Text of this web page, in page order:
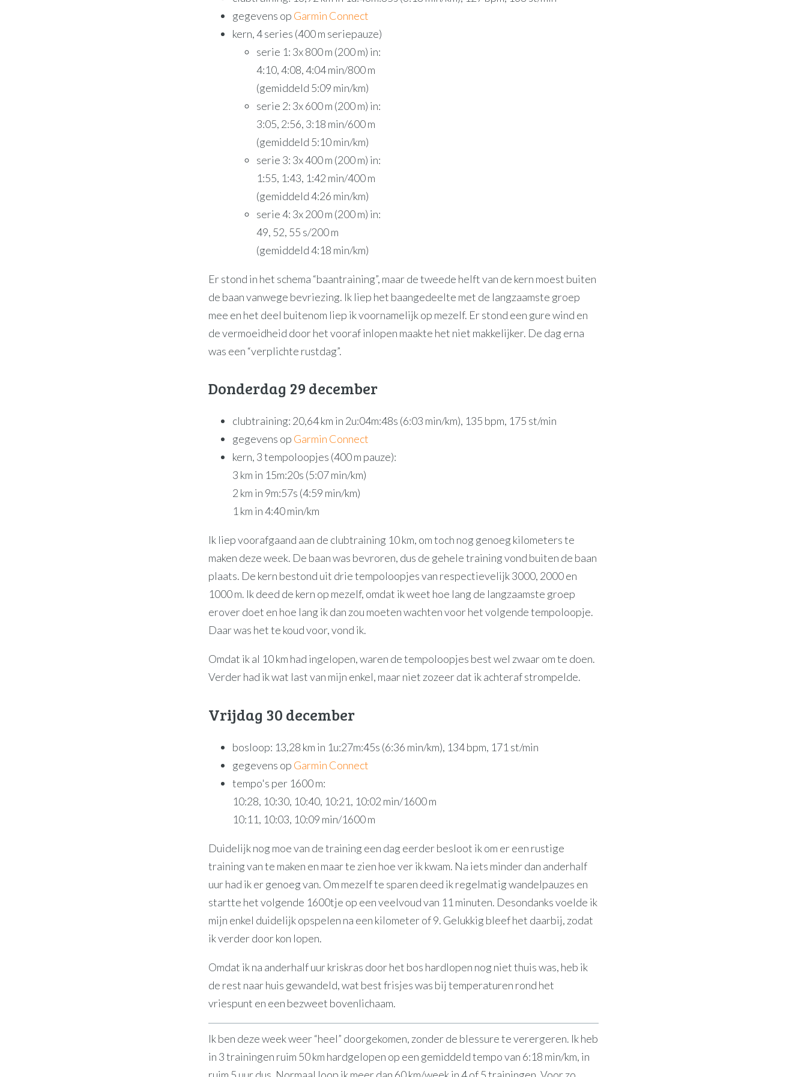
gegevens op Garmin Connect
kern, 4 series (400 m seriepauze)
serie 1: 3x 800 m (200 m) in:
4:10, 4:08, 4:04 min/800 m
(gemiddeld 5:09 min/km)
serie 2: 3x 600 m (200 m) in:
3:05, 2:56, 3:18 min/600 m
(gemiddeld 5:10 min/km)
serie 3: 3x 400 m (200 m) in:
1:55, 1:43, 1:42 min/400 m
(gemiddeld 4:26 min/km)
serie 4: 3x 200 m (200 m) in:
49, 52, 55 s/200 m
(gemiddeld 4:18 min/km)
Er stond in het schema “baantraining”, maar de tweede helft van de kern moest buiten
de baan vanwege bevriezing. Ik liep het baangedeelte met de langzaamste groep
mee en het deel buitenom liep ik voornamelijk op mezelf. Er stond een gure wind en
de vermoeidheid door het vooraf inlopen maakte het niet makkelijker. De dag erna
was een “verplichte rustdag”.
Donderdag 29 december
clubtraining: 20,64 km in 2u:04m:48s (6:03 min/km), 135 bpm, 175 st/min
gegevens op Garmin Connect
kern, 3 tempoloopjes (400 m pauze):
3 km in 15m:20s (5:07 min/km)
2 km in 9m:57s (4:59 min/km)
1 km in 4:40 min/km
Ik liep voorafgaand aan de clubtraining 10 km, om toch nog genoeg kilometers te
maken deze week. De baan was bevroren, dus de gehele training vond buiten de baan
plaats. De kern bestond uit drie tempoloopjes van respectievelijk 3000, 2000 en
1000 m. Ik deed de kern op mezelf, omdat ik weet hoe lang de langzaamste groep
erover doet en hoe lang ik dan zou moeten wachten voor het volgende tempoloopje.
Daar was het te koud voor, vond ik.
Omdat ik al 10 km had ingelopen, waren de tempoloopjes best wel zwaar om te doen.
Verder had ik wat last van mijn enkel, maar niet zozeer dat ik achteraf strompelde.
Vrijdag 30 december
bosloop: 13,28 km in 1u:27m:45s (6:36 min/km), 134 bpm, 171 st/min
gegevens op Garmin Connect
tempo's per 1600 m:
10:28, 10:30, 10:40, 10:21, 10:02 min/1600 m
10:11, 10:03, 10:09 min/1600 m
Duidelijk nog moe van de training een dag eerder besloot ik om er een rustige
training van te maken en maar te zien hoe ver ik kwam. Na iets minder dan anderhalf
uur had ik er genoeg van. Om mezelf te sparen deed ik regelmatig wandelpauzes en
startte het volgende 1600tje op een veelvoud van 11 minuten. Desondanks voelde ik
mijn enkel duidelijk opspelen na een kilometer of 9. Gelukkig bleef het daarbij, zodat
ik verder door kon lopen.
Omdat ik na anderhalf uur kriskras door het bos hardlopen nog niet thuis was, heb ik
de rest naar huis gewandeld, wat best frisjes was bij temperaturen rond het
vriespunt en een bezweet bovenlichaam.
Ik ben deze week weer “heel” doorgekomen, zonder de blessure te verergeren. Ik heb
in 3 trainingen ruim 50 km hardgelopen op een gemiddeld tempo van 6:18 min/km, in